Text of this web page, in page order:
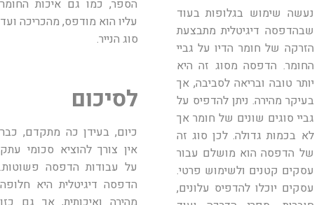
נעשה שימוש בגלופות בעוד
שבהדפסה דיגיטלית מתבצעת
הזרקה של חומר הדיו על גביי
החומר. הדפסה מסוג זה היא
יותר טובה ובריאה לסביבה, אך
בעיקר מהירה. ניתן להדפיס על
גביי סוגים שונים של חומר אך
לא בכמות גדולה. לכן סוג זה
של הדפסה הוא מושלם עבור
עסקים קטנים ולשימוש פרטי.
עסקים יוכלו להדפיס עלונים,
הספר, כמו גם איכות החומר
עליו הוא מודפס, מהכריכה ועד
סוג הנייר.
לסיכום
כיום, בעידן כה מתקדם, כבר
אין צורך להוציא סכומי עתק
על עבודות הדפסה פשוטות.
הדפסה דיגיטלית היא חלופה